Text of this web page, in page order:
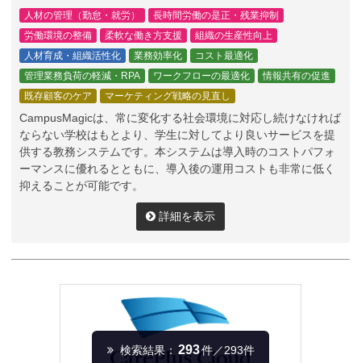
検索結果： 293件／293件
人材の管理（勤怠・就労）
長時間労働の是正・残業抑制
労働環境の整備
柔軟な働き方支援
組織の生産性向上
人材育成・組織活性化
業務効率化
コスト最適化
管理業務負荷の軽減・RPA
ワークフローの最適化
情報共有の促進
既存顧客のケア
マーケティング戦略の見直し
CampusMagicは、常に変化する社会環境に対応し続けなければ
ならない学校はもとより、学生に対してより良いサービスを提
供する教務システムです。本システムは導入時のコストパフォ
ーマンスに優れるとともに、導入後の運用コストも非常に低く
抑えることが可能です。
詳細を表示